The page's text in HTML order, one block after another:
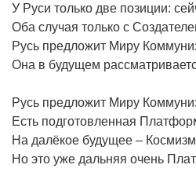
У Руси только две позиции:
Оба случая только с
Русь предложит Миру
Она в будущем
Русь предложит Миру
Есть подготовленная
На далёкое будущее –
Но это уже дальняя очень